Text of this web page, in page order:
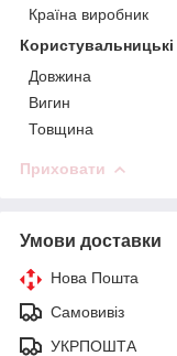
Країна виробник
Довжина
Вигин
Товщина
Приховати
Умови доставки
Нова Пошта
Самовивіз
УКРПОШТА